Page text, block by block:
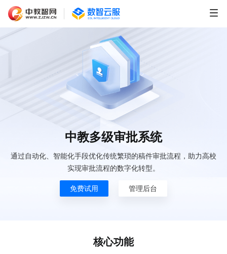
中教多级审批系统
通过自动化、智能化手段优化传统繁琐的稿件审批流程，助力高校
实现审批流程的数字化转型。
免费试用 管理后台
核心功能